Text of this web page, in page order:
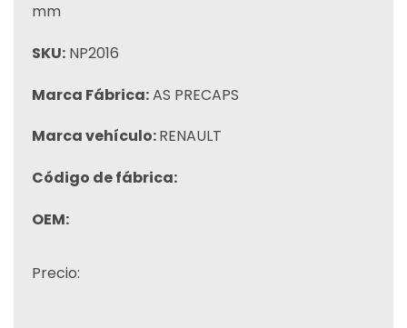
mm
SKU: NP2016
Marca Fábrica:AS PRECAPS
Marca vehículo:RENAULT
Código de fábrica:
OEM:
Precio: